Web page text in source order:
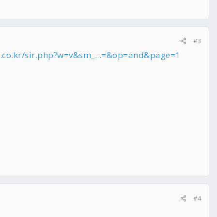
#3
sir.php?w=v&sm_...=&op=and&page=1
#4